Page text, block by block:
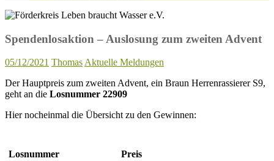
Spendenlosaktion – Auslosung zum zweiten Advent
05/12/2021 ThomasAktuelle Meldungen
Der Hauptpreis zum zweiten Advent, ein Braun Herrenrassierer S9,
geht an die Losnummer 22909
Hier nocheinmal die Übersicht zu den Gewinnen:
Losnummer Preis